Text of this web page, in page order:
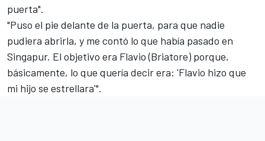
puerta".
"Puso el pie delante de la puerta, para que nadie
pudiera abrirla, y me contó lo que había pasado en
Singapur. El objetivo era Flavio (Briatore) porque,
básicamente, lo que quería decir era: 'Flavio hizo que
mi hijo se estrellara'".